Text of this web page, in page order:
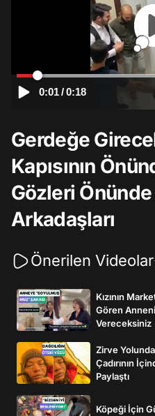
0:01/0:18
Gerdeğe
Kapısının
Gözleri
Arkadaşları
Önerilen Videolar
Kızının
Gören
Vereceksiniz
Zirve Yolunda
Çadırının
Paylaştı
Köpeği İçin